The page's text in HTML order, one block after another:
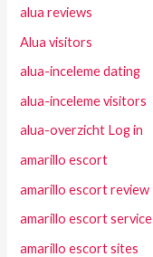
alua reviews
Alua visitors
alua-inceleme dating
alua-inceleme visitors
alua-overzicht Log in
amarillo escort
amarillo escort review
amarillo escort service
amarillo escort sites